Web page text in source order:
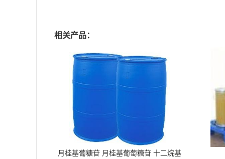
相关产品：
月桂基葡糖苷 月桂基葡萄糖苷 十二烷基